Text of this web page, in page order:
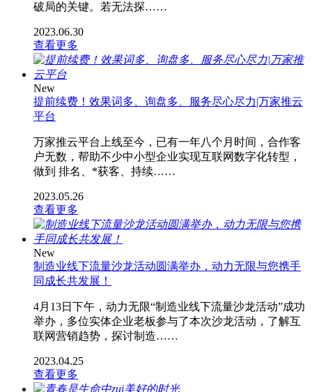
破局的关键。若无法探……
2023.06.30
查看更多
New
提前续费！效果词多、询盘多、服务尽心尽力|万家推云
平台
万家推云平台上线至今，已有一年八个月时间，合作客
户无数，帮助不少中小型企业实现互联网数字化转型，
做到 排名、*获客、持续……
2023.05.26
查看更多
New
制造业线下流量沙龙活动圆满举办，动力无限与您携手
同成长共发展！
4月13日下午，动力无限“制造业线下流量沙龙活动”成功
举办，多位实体企业老板参与了本次沙龙活动，了解互
联网营销趋势，探讨制造……
2023.04.25
查看更多